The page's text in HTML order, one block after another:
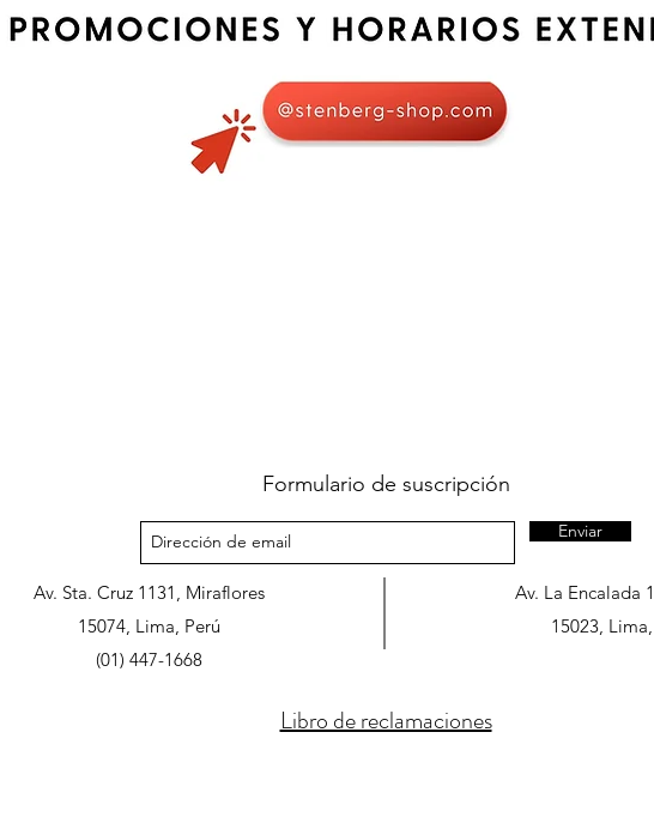
Formulario de suscripción
Enviar
Av. Sta. Cruz 1131, Miraflores
15074, Lima, Perú
Av. La Encalada
15023,
(01) 447-1668
Libro de reclamaciones